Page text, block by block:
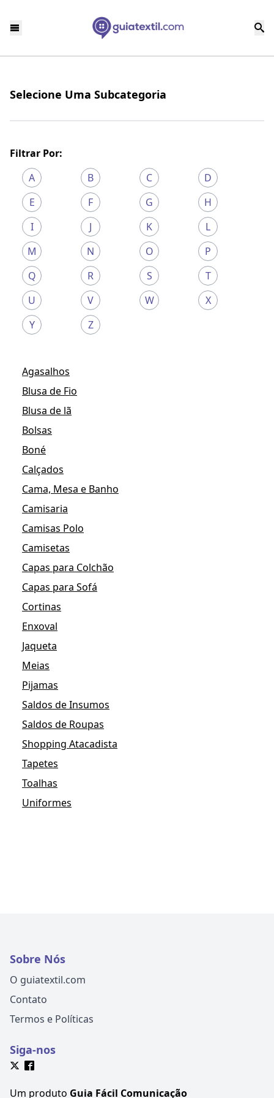
Selecione Uma Subcategoria
Filtrar Por:
A
B C
D
E
F G
H
I
J K
L
M
N O
P
Q
R S
T
U
V W
X
Y
Z
Agasalhos
Blusa de Fio
Blusa de lã
Bolsas
Boné
Calçados
Cama, Mesa e Banho
Camisaria
Camisas Polo
Camisetas
Capas para Colchão
Capas para Sofá
Cortinas
Enxoval
Jaqueta
Meias
Pijamas
Saldos de Insumos
Saldos de Roupas
Shopping Atacadista
Tapetes
Toalhas
Uniformes
Sobre Nós
O guiatextil.com
Contato
Termos e Políticas
Siga-nos
Um produto Guia Fácil Comunicação